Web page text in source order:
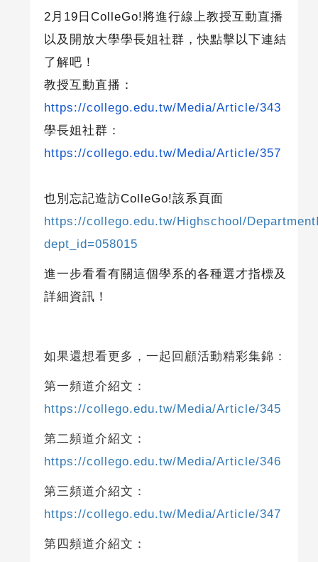
2 月 19 日 ColleGo!將進行線上教授互動直播
以及開放大學學長姐社群，快點擊以下連結
了解吧！
教授互動直播：
https://collego.edu.tw/Media/Article/343
學長姐社群：
https://collego.edu.tw/Media/Article/357
也別忘記造訪ColleGo!該系頁面
https://collego.edu.tw/Highschool/
dept_id=058015
進一步看看有關這個學系的各種選才指標及
詳細資訊！
如果還想看更多，一起回顧活動精彩集錦：
第一頻道介紹文：
https://collego.edu.tw/Media/Article/345
第二頻道介紹文：
https://collego.edu.tw/Media/Article/346
第三頻道介紹文：
https://collego.edu.tw/Media/Article/347
第四頻道介紹文：